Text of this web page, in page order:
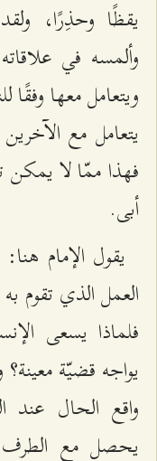
يقظًا وحذِرًا،
وألمسه في
ويتعامل معها وفقًا
يتعامل مع
فهذا ممّا لا يمكن
أبى.
يقول الإمام
العمل الذي تقوم
فلماذا يسعى
يواجه قضيّة
واقع الحال عند
يحصل مع الطرف